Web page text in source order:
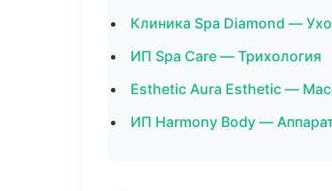
Клиника Spa Diamond —
ИП Spa Care — Трихология
Esthetic Aura Esthetic —
ИП Harmony Body —